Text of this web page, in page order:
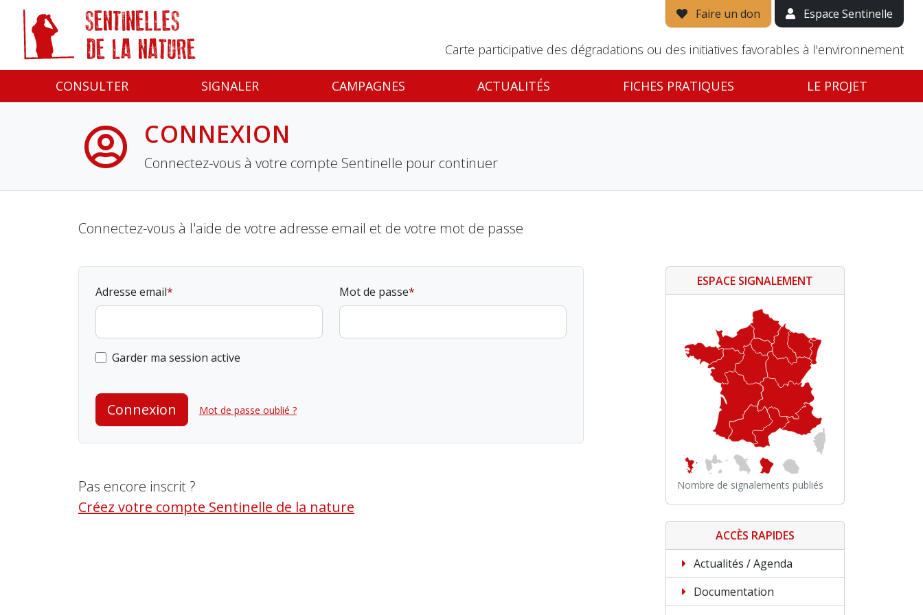
Faire un don Espace Sentinelle
Carte participative des dégradations ou des initiatives favorables à l'environnement
CONSULTER SIGNALER CAMPAGNES ACTUALITÉS FICHES PRATIQUES LE PROJET
CONNEXION
Connectez-vous à votre compte Sentinelle pour continuer
Connectez-vous à l'aide de votre adresse email et de votre mot de passe
Adresse email Mot de passe
Garder ma session active
Connexion Mot de passe oublié ?
Pas encore inscrit ?
Créez votre compte Sentinelle de la nature
ESPACE SIGNALEMENT
Nombre de signalements publiés
ACCÈS RAPIDES
Actualités / Agenda
Documentation
Panneau de gestion des cookies